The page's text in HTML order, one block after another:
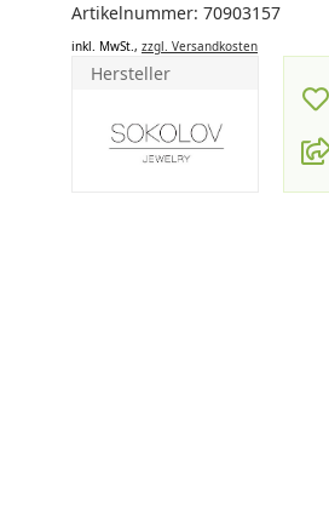
Artikelnummer: 70903157
inkl. MwSt., zzgl. Versandkosten
Hersteller